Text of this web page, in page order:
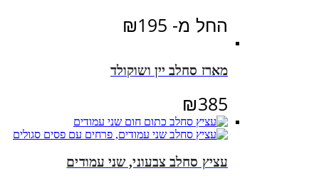
החל מ- ₪195
מארז סחלב יין ושוקולד
₪385
עציץ סחלב צבעוני, שני עמודים